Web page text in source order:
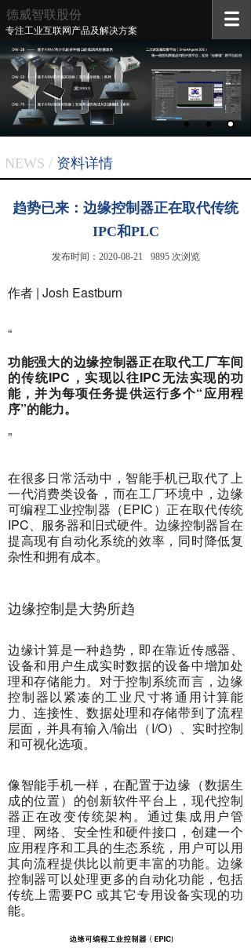
德威智联 股份
专注工业互联网产品及解决方案
趋势已来：边缘控制器正在取代传统
IPC和PLC
发布时间： 2020-08-21 9895 次浏览
作者 | Josh Eastburn
“
功能强大的边缘控制器正在取代工厂车间
的传统IPC，实现以往IPC无法实现的功
能，并为每项任务提供运行多个“应用程
序”的能力。
”
在很多日常活动中，智能手机已取代了上
一代消费类设备，而在工厂环境中，边缘
可编程工业控制器（EPIC）正在取代传统
IPC、服务器和旧式硬件。边缘控制器旨在
提高现有自动化系统的效率，同时降低复
杂性和拥有成本。
边缘控制是大势所趋
边缘计算是一种趋势，即在靠近传感器、
设备和用户生成实时数据的设备中增加处
理和存储能力。对于控制系统而言，边缘
控制器以紧凑的工业尺寸将通用计算能
力、连接性、数据处理和存储带到了流程
层面，并具有输入/输出（I/O）、实时控制
和可视化选项。
像智能手机一样，在配置于边缘（数据生
成的位置）的创新软件平台上，现代控制
器正在改变传统架构。通过集成用户管
理、网络、安全性和硬件接口，创建一个
应用程序和工具的生态系统，用户可以用
其向流程提供比以前更丰富的功能。边缘
控制器可以处理更多的自动化功能，包括
传统上需要PC 或其它专用设备实现的功
能。
NEWS / 资料详情